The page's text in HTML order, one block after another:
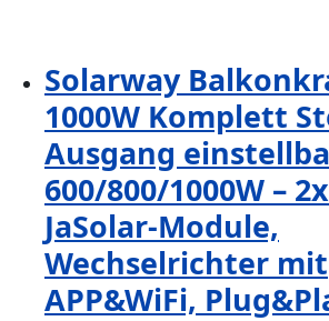
Solarway
1000W Komplett
Ausgang
600/800/1000W –
JaSolar-Module,
Wechselrichter mit
APP&WiFi,